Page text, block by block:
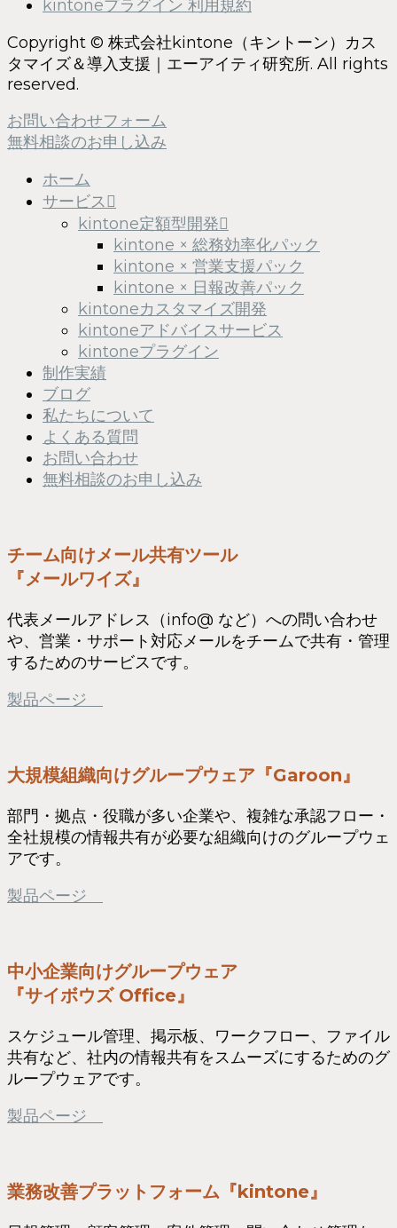
kintoneプラグイン 利用規約
Copyright © 株式会社kintone（キントーン）カス
タマイズ＆導入支援｜エーアイティ研究所. All rights
reserved.
お問い合わせフォーム
無料相談のお申し込み
ホーム
サービス
kintone定額型開発
kintone × 総務効率化パック
kintone × 営業支援パック
kintone × 日報改善パック
kintoneカスタマイズ開発
kintoneアドバイスサービス
kintoneプラグイン
制作実績
ブログ
私たちについて
よくある質問
お問い合わせ
無料相談のお申し込み
チーム向けメール共有ツール
『メールワイズ』
代表メールアドレス（info@ など）への問い合わせ
や、営業・サポート対応メールをチームで共有・管理
するためのサービスです。
製品ページ
大規模組織向けグループウェア『Garoon』
部門・拠点・役職が多い企業や、複雑な承認フロー・
全社規模の情報共有が必要な組織向けのグループウェ
アです。
製品ページ
中小企業向けグループウェア
『サイボウズ Office』
スケジュール管理、掲示板、ワークフロー、ファイル
共有など、社内の情報共有をスムーズにするためのグ
ループウェアです。
製品ページ
業務改善プラットフォーム『kintone』